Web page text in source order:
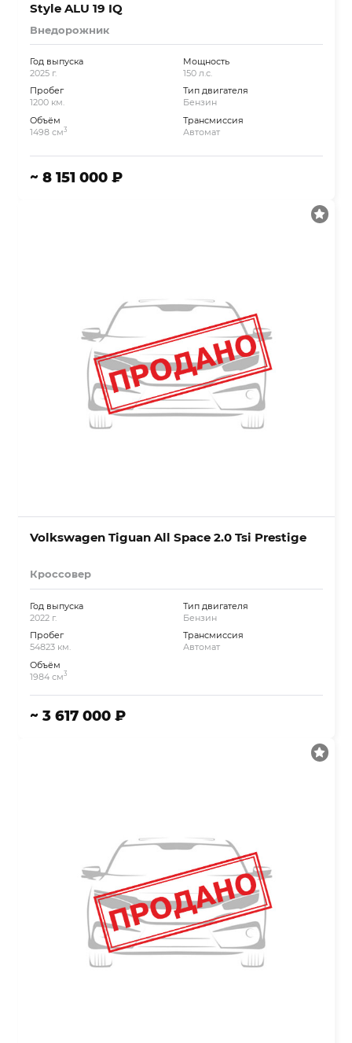
Style ALU 19 IQ
Внедорожник
Год выпуска
2025 г.
Пробег
1200 км.
Объём
1498 см3
Мощность
150 л.с.
Тип двигателя
Бензин
Трансмиссия
Автомат
~ 8 151 000 ₽
Volkswagen Tiguan All Space 2.0 Tsi Prestige
Кроссовер
Год выпуска
2022 г.
Пробег
54823 км.
Объём
1984 см3
Тип двигателя
Бензин
Трансмиссия
Автомат
~ 3 617 000 ₽